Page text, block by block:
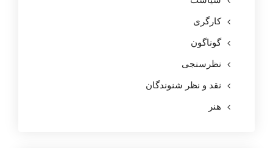
کارگری
گوناگون
نظرسنجی
نقد و نظر شنوندگان
هنر